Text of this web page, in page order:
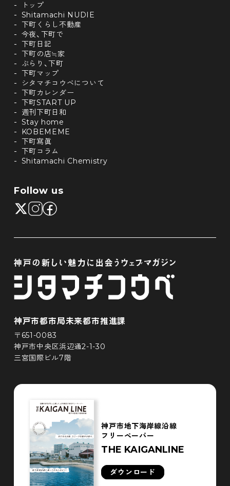
トップ
Shitamachi NUDIE
下町くらし不動産
今夜、下町で
下町日記
下町の店≒家
ぶらり、下町
下町マップ
シタマチコウベについて
下町カレンダー
下町START UP
週刊下町日和
Stay home
KOBEMEME
下町寫眞
下町コラム
Shitamachi Chemistry
Follow us
神戸市都市局未来都市推進課
〒651-0083
神戸市中央区浜辺通2-1-30
三宮国際ビル7階
神戸市地下海岸線沿線
フリーペーパー
THE KAIGANLINE
ダウンロード